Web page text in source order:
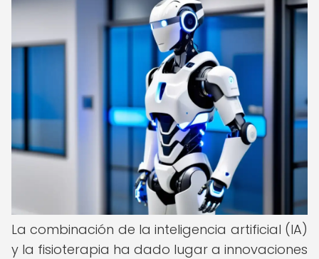
La combinación de la inteligencia artificial (IA)
y la fisioterapia ha dado lugar a innovaciones